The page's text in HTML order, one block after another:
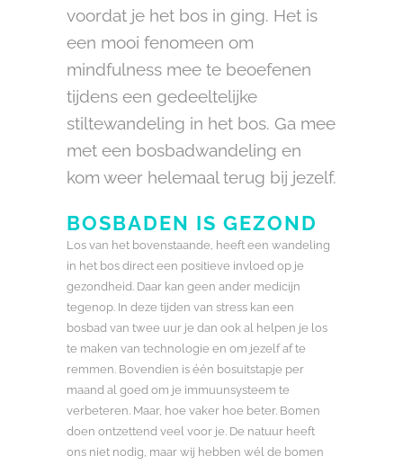
voordat je het bos in ging. Het is
een mooi fenomeen om
mindfulness mee te beoefenen
tijdens een gedeeltelijke
stiltewandeling in het bos. Ga mee
met een bosbadwandeling en
kom weer helemaal terug bij jezelf.
BOSBADEN IS GEZOND
Los van het bovenstaande, heeft een wandeling
in het bos direct een positieve invloed op je
gezondheid. Daar kan geen ander medicijn
tegenop. In deze tijden van stress kan een
bosbad van twee uur je dan ook al helpen je los
te maken van technologie en om jezelf af te
remmen. Bovendien is één bosuitstapje per
maand al goed om je immuunsysteem te
verbeteren. Maar, hoe vaker hoe beter. Bomen
doen ontzettend veel voor je. De natuur heeft
ons niet nodig, maar wij hebben wél de bomen